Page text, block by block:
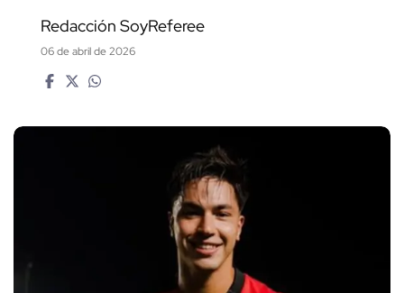
Redacción SoyReferee
06 de abril de 2026